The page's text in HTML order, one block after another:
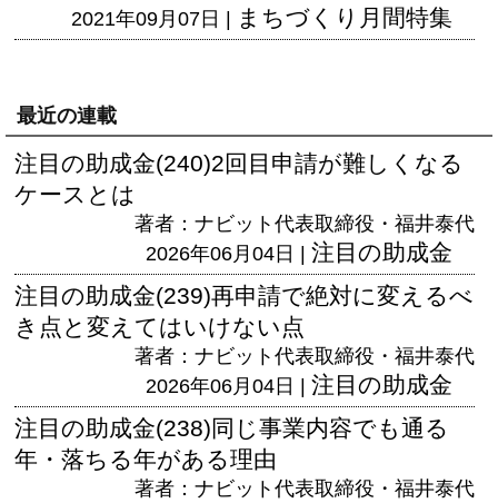
2021年09月07日 | まちづくり月間特集
最近の連載
注目の助成金(240)2回目申請が難しくなる
ケースとは
著者：ナビット代表取締役・福井泰代
2026年06月04日 | 注目の助成金
注目の助成金(239)再申請で絶対に変えるべ
き点と変えてはいけない点
著者：ナビット代表取締役・福井泰代
2026年06月04日 | 注目の助成金
注目の助成金(238)同じ事業内容でも通る
年・落ちる年がある理由
著者：ナビット代表取締役・福井泰代